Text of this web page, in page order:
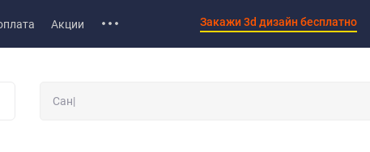
Акции Закажи 3d дизайн бесплатно